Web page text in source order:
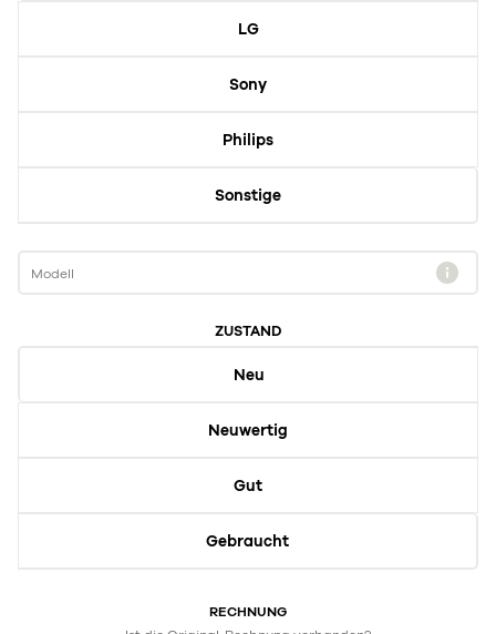
LG
Sony
Philips
Sonstige
Modell
ZUSTAND
Neu
Neuwertig
Gut
Gebraucht
RECHNUNG